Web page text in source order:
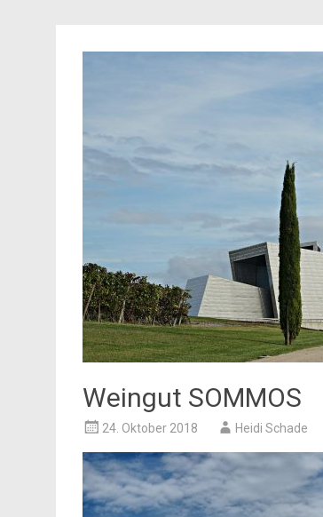
Weingut SOMMOS
24. Oktober 2018 Heidi Schade